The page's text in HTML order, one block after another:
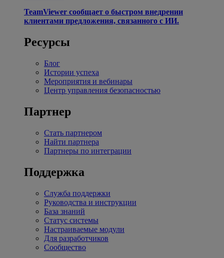
TeamViewer сообщает о быстром внедрении
клиентами предложения, связанного с ИИ.
Ресурсы
Блог
Истории успеха
Мероприятия и вебинары
Центр управления безопасностью
Партнер
Стать партнером
Найти партнера
Партнеры по интеграции
Поддержка
Служба поддержки
Руководства и инструкции
База знаний
Статус системы
Настраиваемые модули
Для разработчиков
Сообщество